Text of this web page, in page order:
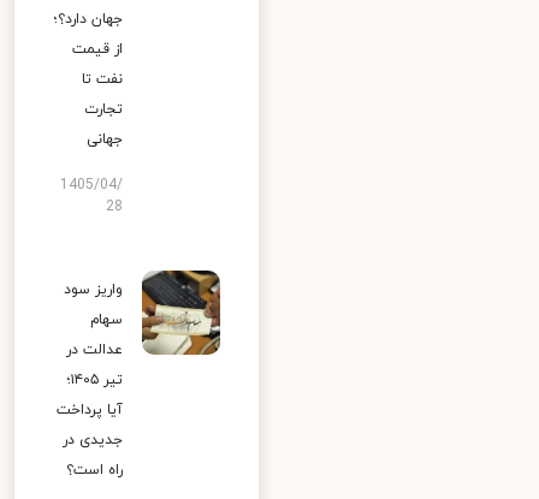
جهان دارد؟؛
از قیمت
نفت تا
تجارت
جهانی
1405/04/
28
واریز سود
سهام
عدالت در
تیر ۱۴۰۵؛
آیا پرداخت
جدیدی در
راه است؟